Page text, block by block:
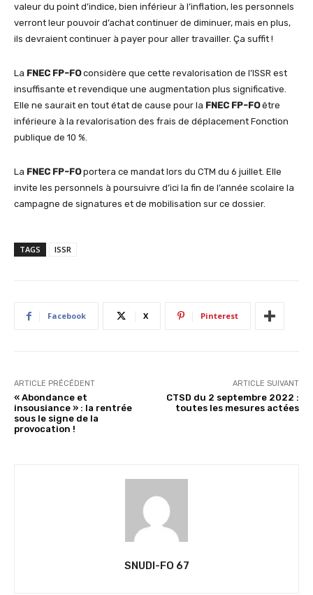
valeur du point d’indice, bien inférieur à l’inflation, les personnels
verront leur pouvoir d’achat continuer de diminuer, mais en plus,
ils devraient continuer à payer pour aller travailler. Ça suffit !
La FNEC FP-FOconsidère que cette revalorisation de l’ISSR est
insuffisante et revendique une augmentation plus significative.
Elle ne saurait en tout état de cause pour la FNEC FP-FOêtre
inférieure à la revalorisation des frais de déplacement Fonction
publique de 10 %.
La FNEC FP-FOportera ce mandat lors du CTM du 6 juillet. Elle
invite les personnels à poursuivre d’ici la fin de l’année scolaire la
campagne de signatures et de mobilisation sur ce dossier.
TAGS ISSR
Facebook X Pinterest
ARTICLE PRÉCÉDENT
« Abondance et
insousiance » : la rentrée
sous le signe de la
provocation !
ARTICLE SUIVANT
CTSD du 2 septembre 2022 :
toutes les mesures actées
SNUDI-FO 67